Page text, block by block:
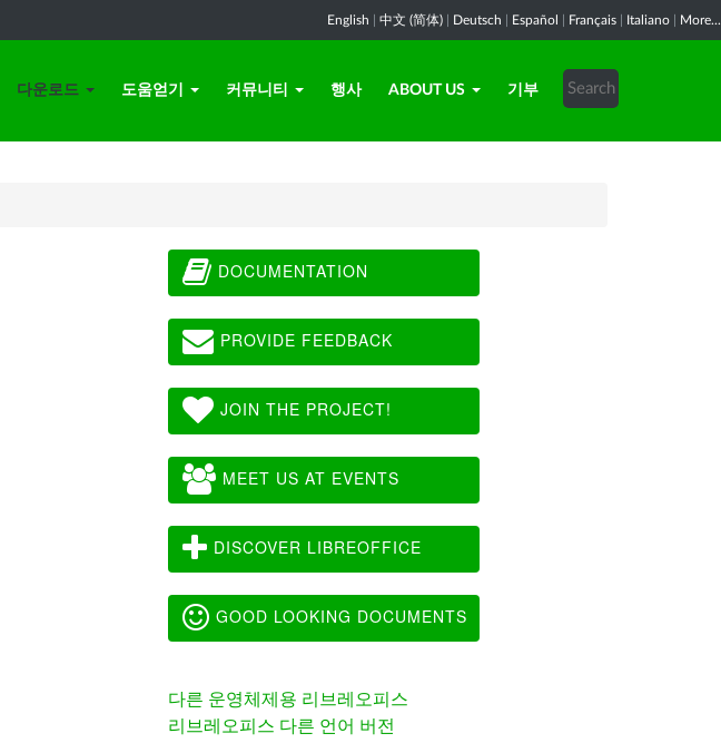
English 中文 (简体) Deutsch Español Français Italiano More...
다운로드 도움얻기 커뮤니티 행사 ABOUT US 기부
DOCUMENTATION
PROVIDE FEEDBACK
JOIN THE PROJECT!
MEET US AT EVENTS
DISCOVER LIBREOFFICE
GOOD LOOKING DOCUMENTS
다른 운영체제용 리브레오피스
리브레오피스 다른 언어 버전